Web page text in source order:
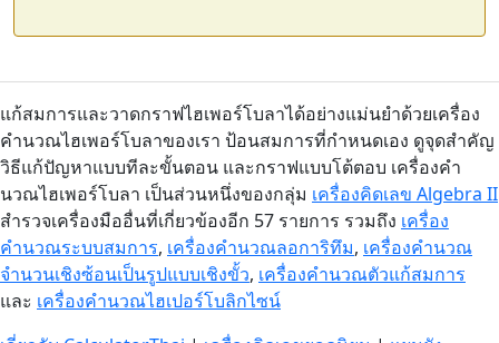
แก้สมการและวาดกราฟไฮเพอร์โบลาได้อย่างแม่นยำด้วยเครื่อง
คำนวณไฮเพอร์โบลาของเรา ป้อนสมการที่กำหนดเอง ดูจุดสำคัญ
วิธีแก้ปัญหาแบบทีละขั้นตอน และกราฟแบบโต้ตอบ เครื่องคำ
นวณไฮเพอร์โบลา เป็นส่วนหนึ่งของกลุ่ม เครื่องคิดเลข Algebra II
สำรวจเครื่องมืออื่นที่เกี่ยวข้องอีก 57 รายการ รวมถึง เครื่อง
คำนวณระบบสมการ, เครื่องคำนวณลอการิทึม, เครื่องคำนวณ
จำนวนเชิงซ้อนเป็นรูปแบบเชิงขั้ว, เครื่องคำนวณตัวแก้สมการ
และ เครื่องคำนวณไฮเปอร์โบลิกไซน์